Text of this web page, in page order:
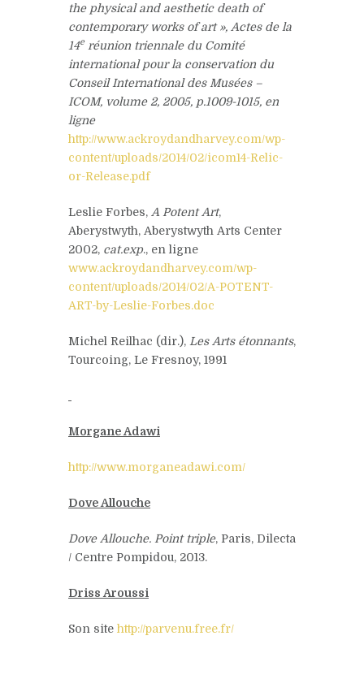
the physical and aesthetic death of
contemporary works of art », Actes de la
14e réunion triennale du Comité
international pour la conservation du
Conseil International des Musées –
ICOM, volume 2, 2005, p.1009-1015, en
ligne
http://www.ackroydandharvey.com/wp-
content/uploads/2014/02/icom14-Relic-
or-Release.pdf
Leslie Forbes, A Potent Art,
Aberystwyth, Aberystwyth Arts Center
2002, cat.exp., en ligne
www.ackroydandharvey.com/wp-
content/uploads/2014/02/A-POTENT-
ART-by-Leslie-Forbes.doc
Michel Reilhac (dir.), Les Arts étonnants,
Tourcoing, Le Fresnoy, 1991
Morgane Adawi
http://www.morganeadawi.com/
Dove Allouche
Dove Allouche. Point triple, Paris, Dilecta
/ Centre Pompidou, 2013.
Driss Aroussi
Son site http://parvenu.free.fr/